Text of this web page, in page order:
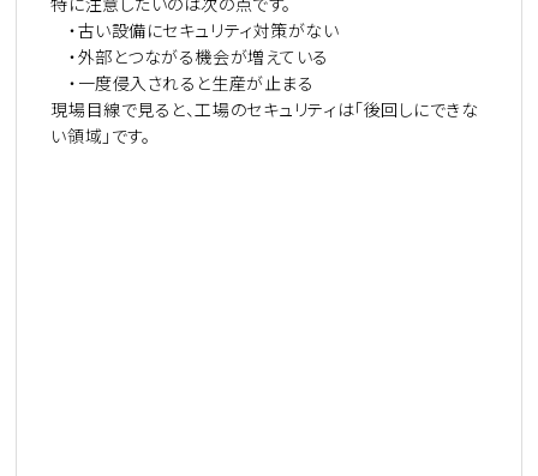
・古い設備にセキュリティ対策がない
・外部とつながる機会が増えている
・一度侵入されると生産が止まる
現場目線で見ると、工場のセキュリティは「後回しにできな
い領域」です。